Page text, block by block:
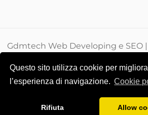
Questo sito utilizza cookie per
l’esperienza di navigazione. Cookie
Rifiuta Allow
Gdmtech Web Developing e SEO |